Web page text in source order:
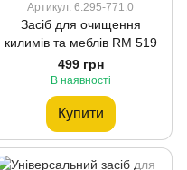
Артикул: 6.295-771.0
Засіб для очищення
килимів та меблів RM 519
499 грн
В наявності
Купити